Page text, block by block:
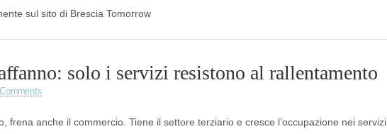
sul sito di Brescia Tomorrow
solo i servizi resistono al rallentamento
frena anche il commercio. Tiene il settore terziario e cresce l’occupazione nei servizi